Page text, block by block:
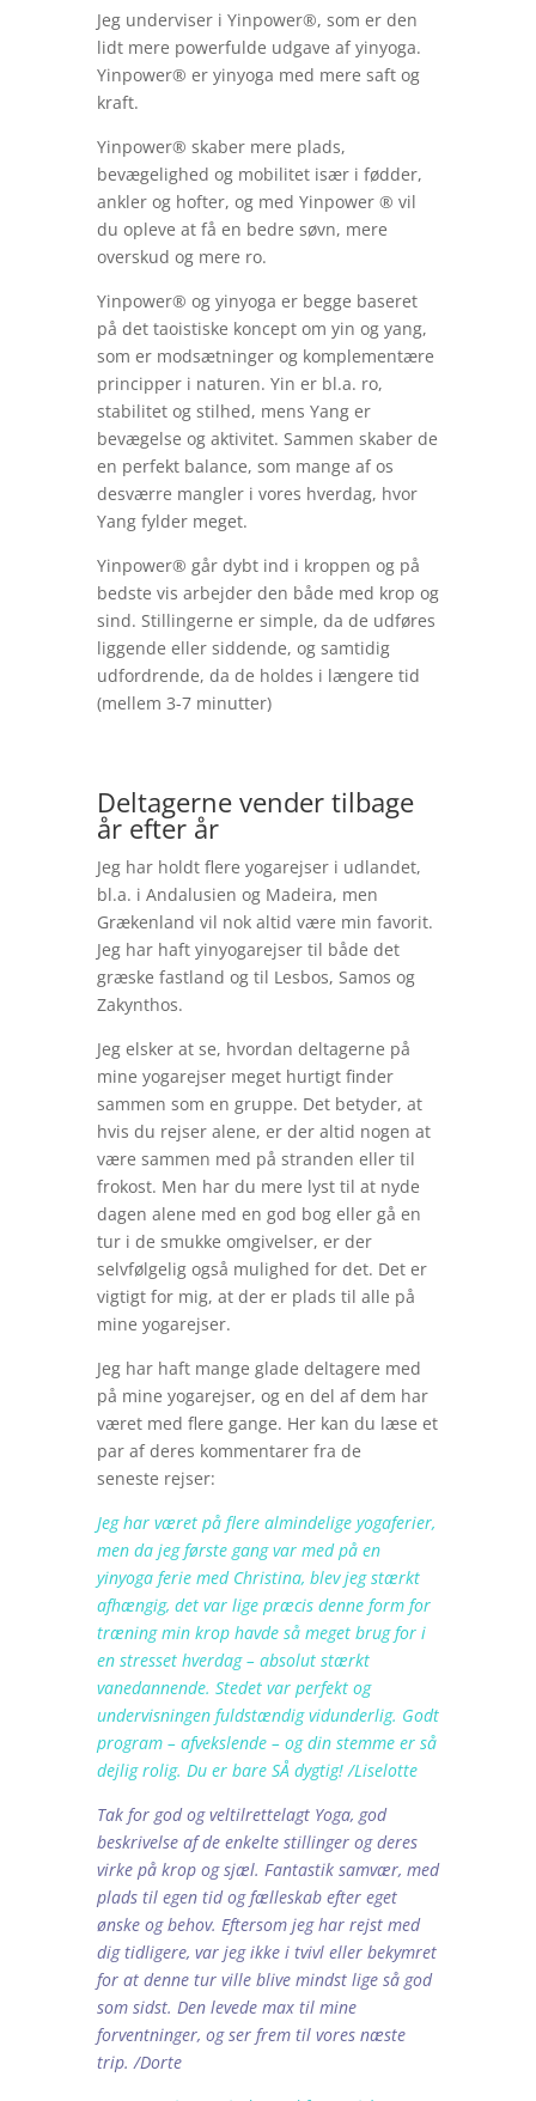
Jeg underviser i Yinpower®️, som er den
lidt mere powerfulde udgave af yinyoga.
Yinpower®️ er yinyoga med mere saft og
kraft.
Yinpower®️ skaber mere plads,
bevægelighed og mobilitet især i fødder,
ankler og hofter, og med Yinpower ®️ vil
du opleve at få en bedre søvn, mere
overskud og mere ro.
Yinpower®️ og yinyoga er begge baseret
på det taoistiske koncept om yin og yang,
som er modsætninger og komplementære
principper i naturen. Yin er bl.a. ro,
stabilitet og stilhed, mens Yang er
bevægelse og aktivitet. Sammen skaber de
en perfekt balance, som mange af os
desværre mangler i vores hverdag, hvor
Yang fylder meget.
Yinpower®️ går dybt ind i kroppen og på
bedste vis arbejder den både med krop og
sind. Stillingerne er simple, da de udføres
liggende eller siddende, og samtidig
udfordrende, da de holdes i længere tid
(mellem 3-7 minutter)
Deltagerne vender tilbage
år efter år
Jeg har holdt flere yogarejser i udlandet,
bl.a. i Andalusien og Madeira, men
Grækenland vil nok altid være min favorit.
Jeg har haft yinyogarejser til både det
græske fastland og til Lesbos, Samos og
Zakynthos.
Jeg elsker at se, hvordan deltagerne på
mine yogarejser meget hurtigt finder
sammen som en gruppe. Det betyder, at
hvis du rejser alene, er der altid nogen at
være sammen med på stranden eller til
frokost. Men har du mere lyst til at nyde
dagen alene med en god bog eller gå en
tur i de smukke omgivelser, er der
selvfølgelig også mulighed for det. Det er
vigtigt for mig, at der er plads til alle på
mine yogarejser.
Jeg har haft mange glade deltagere med
på mine yogarejser, og en del af dem har
været med flere gange. Her kan du læse et
par af deres kommentarer fra de
seneste rejser:
Jeg har været på flere almindelige yogaferier,
men da jeg første gang var med på en
yinyoga ferie med Christina, blev jeg stærkt
afhængig, det var lige præcis denne form for
træning min krop havde så meget brug for i
en stresset hverdag – absolut stærkt
vanedannende. Stedet var perfekt og
undervisningen fuldstændig vidunderlig. Godt
program – afvekslende – og din stemme er så
dejlig rolig. Du er bare SÅ dygtig! /Liselotte
Tak for god og veltilrettelagt Yoga, god
beskrivelse af de enkelte stillinger og deres
virke på krop og sjæl. Fantastik samvær, med
plads til egen tid og fælleskab efter eget
ønske og behov. Eftersom jeg har rejst med
dig tidligere, var jeg ikke i tvivl eller bekymret
for at denne tur ville blive mindst lige så god
som sidst. Den levede max til mine
forventninger, og ser frem til vores næste
trip. /Dorte